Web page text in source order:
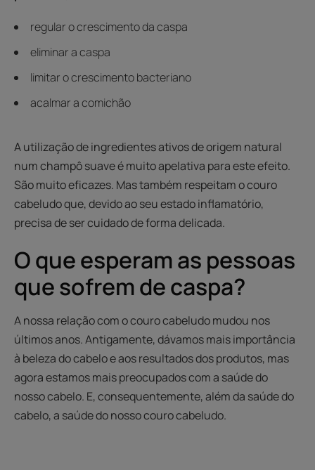
regular o crescimento da caspa
eliminar a caspa
limitar o crescimento bacteriano
acalmar a comichão
A utilização de ingredientes ativos de origem natural
num champô suave é muito apelativa para este efeito.
São muito eficazes. Mas também respeitam o couro
cabeludo que, devido ao seu estado inflamatório,
precisa de ser cuidado de forma delicada.
O que esperam as pessoas
que sofrem de caspa?
A nossa relação com o couro cabeludo mudou nos
últimos anos. Antigamente, dávamos mais importância
à beleza do cabelo e aos resultados dos produtos, mas
agora estamos mais preocupados com a saúde do
nosso cabelo. E, consequentemente, além da saúde do
cabelo, a saúde do nosso couro cabeludo.